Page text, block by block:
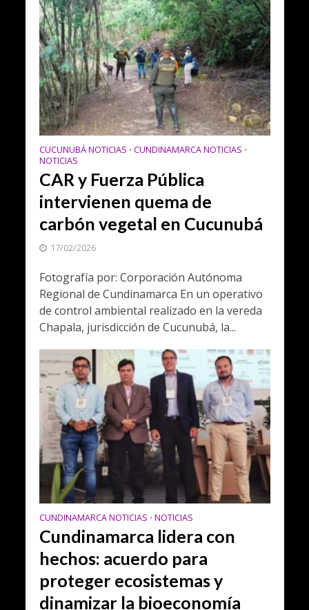
CUCUNUBÁ NOTICIAS • CUNDINAMARCA NOTICIAS •
NOTICIAS
CAR y Fuerza Pública
intervienen quema de
carbón vegetal en Cucunubá
17/02/2026
Fotografía por: Corporación Autónoma
Regional de Cundinamarca En un operativo
de control ambiental realizado en la vereda
Chapala, jurisdicción de Cucunubá, la...
CUNDINAMARCA NOTICIAS • NOTICIAS
Cundinamarca lidera con
hechos: acuerdo para
proteger ecosistemas y
dinamizar la bioeconomía